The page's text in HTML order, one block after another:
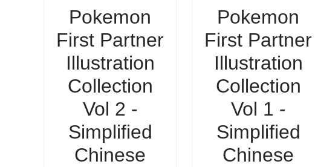
Pokemon
First Partner
Illustration
Collection
Vol 2 -
Simplified
Chinese
Pokemon
First Partner
Illustration
Collection
Vol 1 -
Simplified
Chinese